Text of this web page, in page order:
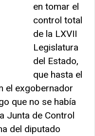
en tomar el
control total
de la LXVII
Legislatura
del Estado,
que hasta el
el exgobernador
que no se había
Junta de Control
del diputado